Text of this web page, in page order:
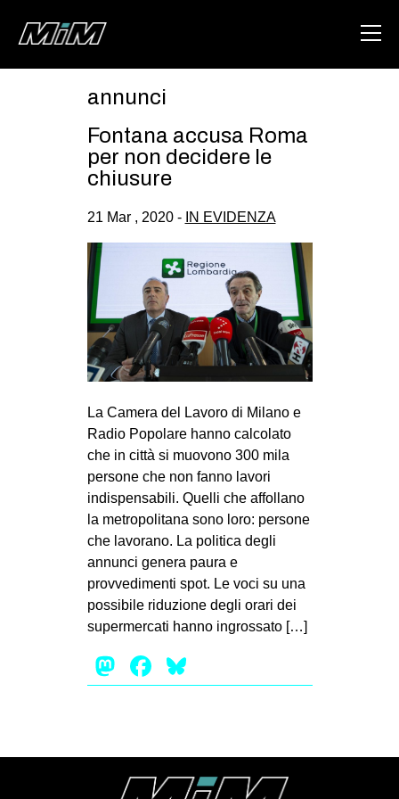
ABOUT
DEGENERAZIONE
CSOA LAMBRETTA
MSM
STUDENTI TSUNAMI
MILANO
MOBILITAZIONI
SPAZI
SPORT POPOLARE
MOVIMENTI
AMBIENTE
ANTIFASCISMO
DIRITTO ALL’ABITARE
GENERI
MIGRAZIONI
STUDENTI
annunci
Fontana accusa Roma
per non decidere le
chiusure
21 Mar , 2020 - IN EVIDENZA
La Camera del Lavoro di Milano e
Radio Popolare hanno calcolato
che in città si muovono 300 mila
persone che non fanno lavori
indispensabili. Quelli che affollano
la metropolitana sono loro: persone
che lavorano. La politica degli
annunci genera paura e
provvedimenti spot. Le voci su una
possibile riduzione degli orari dei
supermercati hanno ingrossato […]
Mastodon
Facebook